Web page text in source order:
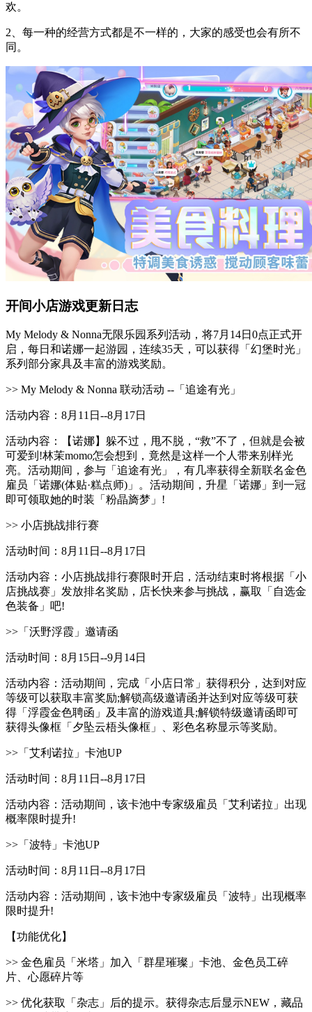
欢。
2、每一种的经营方式都是不一样的，大家的感受也会有所不
同。
开间小店游戏更新日志
My Melody & Nonna无限乐园系列活动，将7月14日0点正式开
启，每日和诺娜一起游园，连续35天，可以获得「幻堡时光」
系列部分家具及丰富的游戏奖励。
>> My Melody & Nonna 联动活动 --「追途有光」
活动内容：8月11日--8月17日
活动内容：【诺娜】躲不过，甩不脱，“救”不了，但就是会被
可爱到!林茉momo怎会想到，竟然是这样一个人带来别样光
亮。活动期间，参与「追途有光」，有几率获得全新联名金色
雇员「诺娜(体贴·糕点师)」。活动期间，升星「诺娜」到一冠
即可领取她的时装「粉晶旖梦」!
>> 小店挑战排行赛
活动时间：8月11日--8月17日
活动内容：小店挑战排行赛限时开启，活动结束时将根据「小
店挑战赛」发放排名奖励，店长快来参与挑战，赢取「自选金
色装备」吧!
>>「沃野浮霞」邀请函
活动时间：8月15日--9月14日
活动内容：活动期间，完成「小店日常」获得积分，达到对应
等级可以获取丰富奖励;解锁高级邀请函并达到对应等级可获
得「浮霞金色聘函」及丰富的游戏道具;解锁特级邀请函即可
获得头像框「夕坠云梧头像框」、彩色名称显示等奖励。
>>「艾利诺拉」卡池UP
活动时间：8月11日--8月17日
活动内容：活动期间，该卡池中专家级雇员「艾利诺拉」出现
概率限时提升!
>>「波特」卡池UP
活动时间：8月11日--8月17日
活动内容：活动期间，该卡池中专家级雇员「波特」出现概率
限时提升!
【功能优化】
>> 金色雇员「米塔」加入「群星璀璨」卡池、金色员工碎
片、心愿碎片等
>> 优化获取「杂志」后的提示。获得杂志后显示NEW，藏品